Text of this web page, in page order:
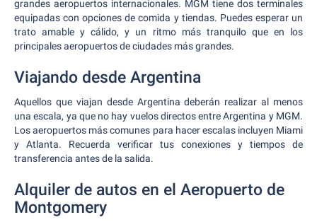
grandes aeropuertos internacionales. MGM tiene dos terminales
equipadas con opciones de comida y tiendas. Puedes esperar un
trato amable y cálido, y un ritmo más tranquilo que en los
principales aeropuertos de ciudades más grandes.
Viajando desde Argentina
Aquellos que viajan desde Argentina deberán realizar al menos
una escala, ya que no hay vuelos directos entre Argentina y MGM.
Los aeropuertos más comunes para hacer escalas incluyen Miami
y Atlanta. Recuerda verificar tus conexiones y tiempos de
transferencia antes de la salida.
Alquiler de autos en el Aeropuerto de
Montgomery